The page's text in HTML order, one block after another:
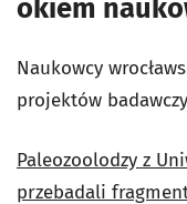
okiem
Naukowcy
projektów
Paleozoolodzy z
przebadali